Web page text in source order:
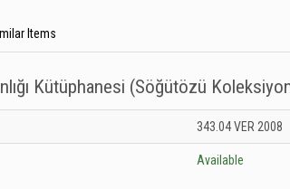
Items
Kütüphanesi (Söğütözü
Bakanlığı Kütüphanesi (Söğütözü Koleksiyonu -
343.04 VER 2008
Available